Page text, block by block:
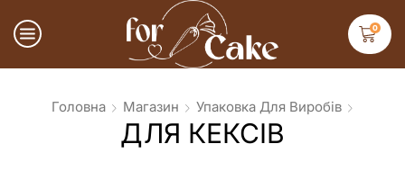
0
Головна Магазин Упаковка Для Виробів
ДЛЯ КЕКСІВ